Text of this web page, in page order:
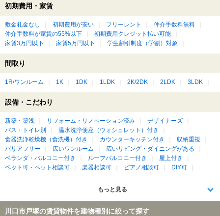
初期費用・家賃
敷金礼金なし 初期費用が安い フリーレント
仲介手数料無料
仲介手数料が家賃の55%以下
初期費用クレジット払い可能
家賃3万円以下
家賃5万円以下 学生割引制度（学割）対象
間取り
1R/ワンルーム 1K 1DK 1LDK 2K/2DK 2LDK 3LDK
設備・こだわり
新築・築浅 リフォーム・リノベーション済み
デザイナーズ
バス・トイレ別
温水洗浄便座（ウォシュレット）付き
食器洗浄乾燥機（食洗機）付き
カウンターキッチン付き
収納重視
バリアフリー
広いワンルーム
広いリビング・ダイニングがある
ベランダ・バルコニー付き
ルーフバルコニー付き
屋上付き
ペット可・ペット相談可
楽器相談可 ピアノ相談可 DIY可
もっと見る
川口市戸塚の賃貸物件を建物種別に絞って探す